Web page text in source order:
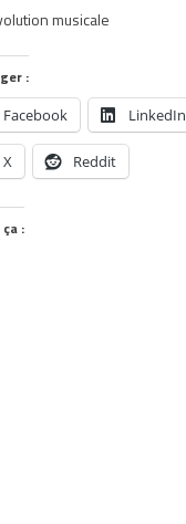
musicale
:
Facebook LinkedIn
X Reddit
ça :